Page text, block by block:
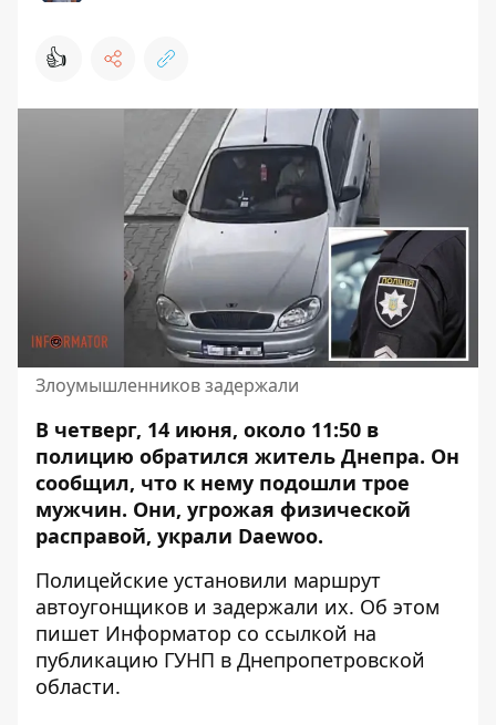
👍
Злоумышленников задержали
В четверг, 14 июня, около 11:50 в
полицию обратился житель Днепра. Он
сообщил, что к нему подошли трое
мужчин. Они, угрожая физической
расправой, украли Daewoo.
Полицейские установили маршрут
автоугонщиков и задержали их. Об этом
пишет Информатор со ссылкой на
публикацию ГУНП в Днепропетровской
области.